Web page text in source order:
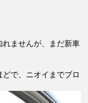
ませんが、まだ新車
で、ニオイまでブロ